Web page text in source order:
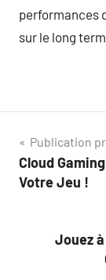
performances
sur le long
de
Publication
Cloud
Votre Jeu !
Jouez